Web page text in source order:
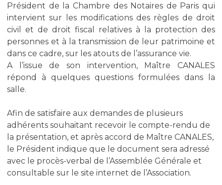
Président de la Chambre des Notaires de Paris qui
intervient sur les modifications des règles de droit
civil et de droit fiscal relatives à la protection des
personnes et à la transmission de leur patrimoine et
dans ce cadre, sur les atouts de l’assurance vie.
A l’issue de son intervention, Maître CANALES
répond à quelques questions formulées dans la
salle.
Afin de satisfaire aux demandes de plusieurs
adhérents souhaitant recevoir le compte-rendu de
la présentation, et après accord de Maître CANALES,
le Président indique que le document sera adressé
avec le procès-verbal de l’Assemblée Générale et
consultable sur le site internet de l’Association.